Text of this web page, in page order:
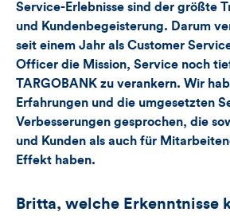
dieses
Artikels
Service-Erlebnisse sind der größte
und Kundenbegeisterung. Darum
seit einem Jahr als Customer
Officer die Mission, Service noch
TARGOBANK zu verankern. Wir
Erfahrungen und die umgesetzten
Verbesserungen gesprochen, die
und Kunden als auch für
Effekt haben.
Britta, welche Erkenntnisse